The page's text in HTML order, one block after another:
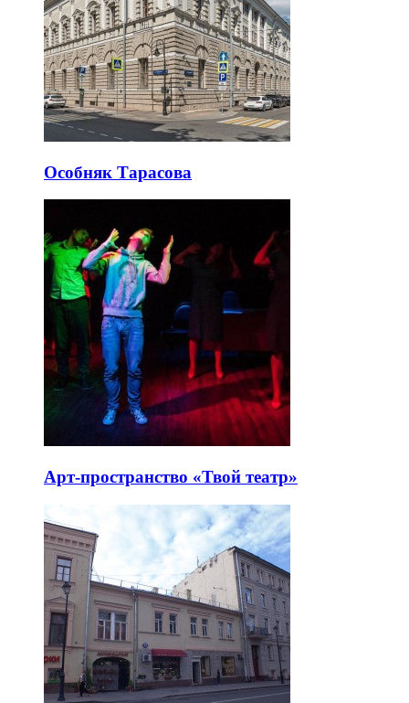
Особняк Тарасова
Арт-пространство «Твой театр»